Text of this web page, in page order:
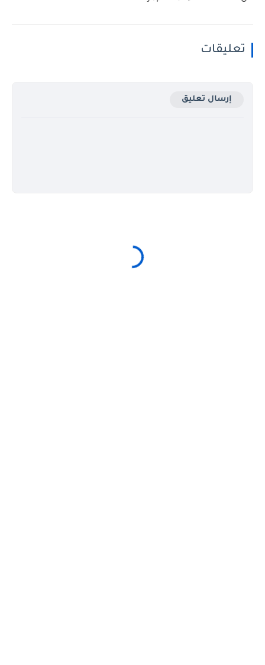
تعليقات
إرسال تعليق